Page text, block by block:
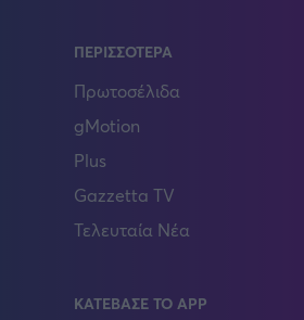
ΠΕΡΙΣΣΟΤΕΡΑ
Πρωτοσέλιδα
gMotion
Plus
Gazzetta TV
Τελευταία Νέα
ΚΑΤΕΒΑΣΕ ΤΟ APP